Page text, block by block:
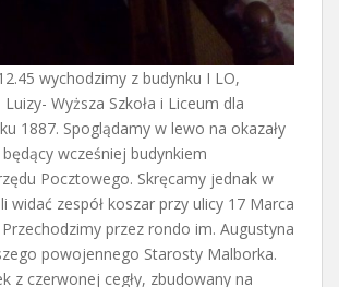
wychodzimy z budynku I LO,
Luizy- Wyższa Szkoła i Liceum dla
1887. Spoglądamy w lewo na okazały
wcześniej budynkiem
Pocztowego. Skręcamy jednak w
widać zespół koszar przy ulicy 17 Marca
przez rondo im. Augustyna
powojennego Starosty Malborka.
z czerwonej cegły, zbudowany na